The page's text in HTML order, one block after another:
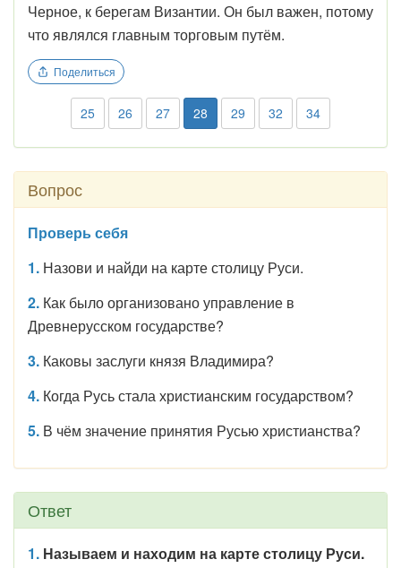
Черное, к берегам Византии. Он был важен, потому
что являлся главным торговым путём.
Поделиться
25 26 27 28 29 32 34
Вопрос
Проверь себя
1. Назови и найди на карте столицу Руси.
2. Как было организовано управление в
Древнерусском государстве?
3. Каковы заслуги князя Владимира?
4. Когда Русь стала христианским государством?
5. В чём значение принятия Русью христианства?
Ответ
1. Называем и находим на карте столицу Руси.